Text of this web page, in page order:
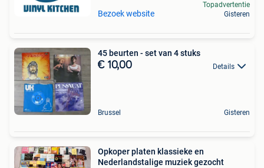
Bezoek website
Topadvertentie
Gisteren
45 beurten - set van 4 stuks
€ 10,00 Details
Brussel Gisteren
Opkoper platen klassieke en
Nederlandstalige muziek gezocht